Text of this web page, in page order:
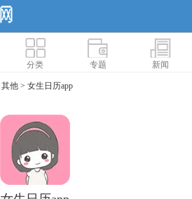
分类 专题 新闻
其他 > 女生日历app